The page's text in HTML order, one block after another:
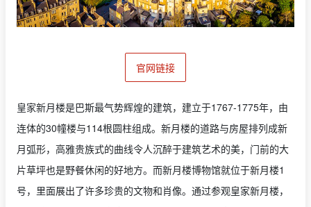
官网链接
皇家新月楼是巴斯最气势辉煌的建筑，建立于1767-1775年，由
连体的30幢楼与114根圆柱组成。新月楼的道路与房屋排列成新
月弧形，高雅贵族式的曲线令人沉醉于建筑艺术的美，门前的大
片草坪也是野餐休闲的好地方。而新月楼博物馆就位于新月楼1
号，里面展出了许多珍贵的文物和肖像。通过参观皇家新月楼，